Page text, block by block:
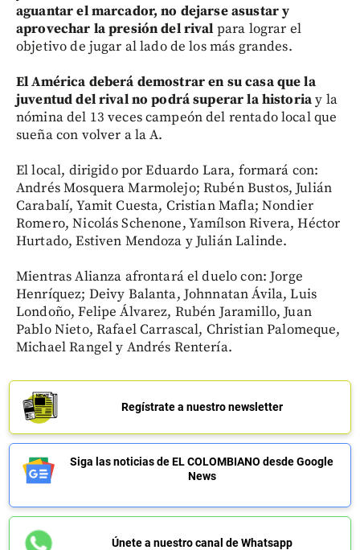
aguantar el marcador, no dejarse asustar y
aprovechar la presión del rival para lograr el
objetivo de jugar al lado de los más grandes.
El América deberá demostrar en su casa que la
juventud del rival no podrá superar la historiay la
nómina del 13 veces campeón del rentado local que
sueña con volver a la A.
El local, dirigido por Eduardo Lara, formará con:
Andrés Mosquera Marmolejo; Rubén Bustos, Julián
Carabalí, Yamit Cuesta, Cristian Mafla; Nondier
Romero, Nicolás Schenone, Yamílson Rivera, Héctor
Hurtado, Estiven Mendoza y Julián Lalinde.
Mientras Alianza afrontará el duelo con: Jorge
Henríquez; Deivy Balanta, Johnnatan Ávila, Luis
Londoño, Felipe Álvarez, Rubén Jaramillo, Juan
Pablo Nieto, Rafael Carrascal, Christian Palomeque,
Michael Rangel y Andrés Rentería.
Regístrate a nuestro newsletter
Siga las noticias de EL COLOMBIANO desde Google
News
Únete a nuestro canal de Whatsapp